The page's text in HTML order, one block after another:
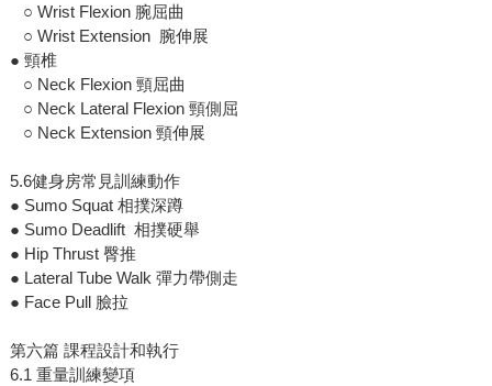
○ Wrist Flexion 腕屈曲
○ Wrist Extension 腕伸展
● 頸椎
○ Neck Flexion 頸屈曲
○ Neck Lateral Flexion 頸側屈
○ Neck Extension 頸伸展
5.6健身房常見訓練動作
● Sumo Squat 相撲深蹲
● Sumo Deadlift 相撲硬舉
● Hip Thrust 臀推
● Lateral Tube Walk 彈力帶側走
● Face Pull 臉拉
第六篇 課程設計和執行
6.1 重量訓練變項